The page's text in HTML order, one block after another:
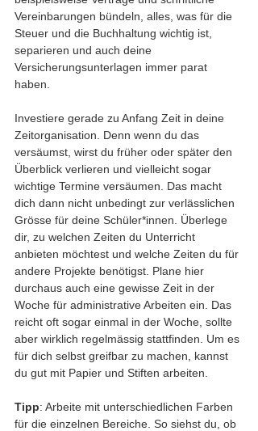
Vereinbarungen bündeln, alles, was für die
Steuer und die Buchhaltung wichtig ist,
separieren und auch deine
Versicherungsunterlagen immer parat
haben.
Investiere gerade zu Anfang Zeit in deine
Zeitorganisation. Denn wenn du das
versäumst, wirst du früher oder später den
Überblick verlieren und vielleicht sogar
wichtige Termine versäumen. Das macht
dich dann nicht unbedingt zur verlässlichen
Grösse für deine Schüler*innen. Überlege
dir, zu welchen Zeiten du Unterricht
anbieten möchtest und welche Zeiten du für
andere Projekte benötigst. Plane hier
durchaus auch eine gewisse Zeit in der
Woche für administrative Arbeiten ein. Das
reicht oft sogar einmal in der Woche, sollte
aber wirklich regelmässig stattfinden. Um es
für dich selbst greifbar zu machen, kannst
du gut mit Papier und Stiften arbeiten.
Tipp: Arbeite mit unterschiedlichen Farben
für die einzelnen Bereiche. So siehst du, ob